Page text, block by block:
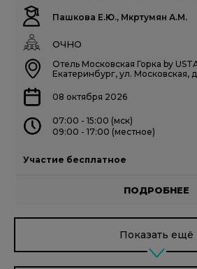
Пашкова Е.Ю., Мкртумян А.М.
ОЧНО
Отель Московская Горка by
Екатеринбург, ул. Московская, д.
08 октября 2026
07:00 - 15:00 (мск)
09:00 - 17:00 (местное)
Участие бесплатное
ПОДРОБНЕЕ
Показать ещё